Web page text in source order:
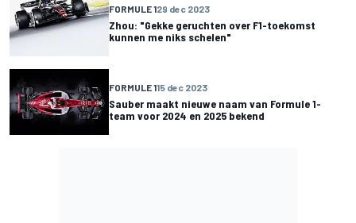
FORMULE 129 dec 2023
Zhou: "Gekke geruchten over F1-toekomst
kunnen me niks schelen"
FORMULE 115 dec 2023
Sauber maakt nieuwe naam van Formule 1-
team voor 2024 en 2025 bekend